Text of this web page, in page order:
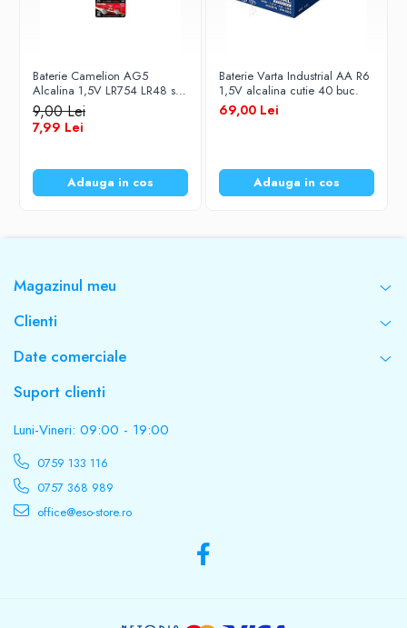
Baterie Camelion AG5
Alcalina 1,5V LR754 LR48 set
10 buc
9,00 Lei
7,99 Lei
Adauga in cos
Baterie Varta Industrial AA R6
1,5V alcalina cutie 40 buc.
69,00 Lei
Adauga in cos
Magazinul meu
Clienti
Date comerciale
Suport clienti
Luni-Vineri: 09:00 - 19:00
0759 133 116
0757 368 989
office@eso-store.ro